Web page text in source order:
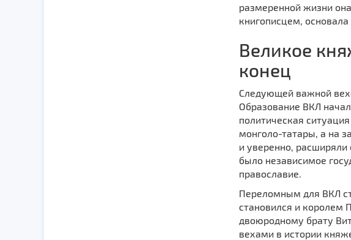
размеренной жизни
книгописцем,
Великое
конец
Следующей важной
Образование ВКЛ
политическая
монголо-татары, а на
и уверенно, расширяли
было независимое
православие.
Переломным для ВКЛ
становился и королем
двоюродному брату
вехами в истории